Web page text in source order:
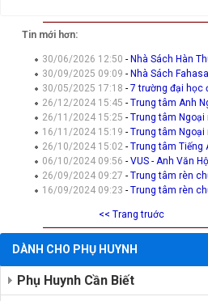
Tin mới hơn:
30/06/2026 12:50- Nhà Sách Hàn
30/09/2025 09:09- Nhà Sách
30/05/2025 17:18-7 trường đại học
26/12/2024 15:45-Trung tâm Anh
26/11/2024 15:25-Trung tâm Ngoại
16/11/2024 15:19-Trung tâm Ngoại
26/10/2024 15:02-Trung tâm Tiếng
06/10/2024 09:56-VUS - Anh Văn
26/09/2024 09:27-Trung tâm rèn
16/09/2024 09:23-Trung tâm rèn
<< Trang truớc
DÀNH CHO PHỤ HUYNH
Phụ Huynh Cần Biết